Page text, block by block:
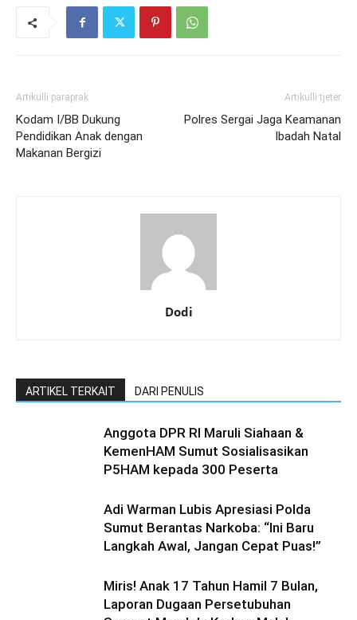
Artikulli paraprak
Kodam I/BB Dukung
Pendidikan Anak dengan
Makanan Bergizi
Artikulli tjetër
Polres Sergai Jaga Keamanan
Ibadah Natal
Dodi
ARTIKEL TERKAIT DARI PENULIS
Anggota DPR RI Maruli Siahaan &
KemenHAM Sumut Sosialisasikan
P5HAM kepada 300 Peserta
Adi Warman Lubis Apresiasi Polda
Sumut Berantas Narkoba: “Ini Baru
Langkah Awal, Jangan Cepat Puas!”
Miris! Anak 17 Tahun Hamil 7 Bulan,
Laporan Dugaan Persetubuhan